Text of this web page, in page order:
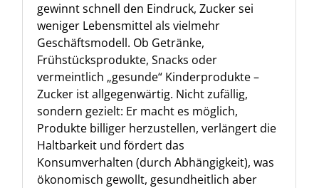
gewinnt schnell den Eindruck, Zucker sei
weniger Lebensmittel als vielmehr
Geschäftsmodell. Ob Getränke,
Frühstücksprodukte, Snacks oder
vermeintlich „gesunde“ Kinderprodukte –
Zucker ist allgegenwärtig. Nicht zufällig,
sondern gezielt: Er macht es möglich,
Produkte billiger herzustellen, verlängert die
Haltbarkeit und fördert das
Konsumverhalten (durch Abhängigkeit), was
ökonomisch gewollt, gesundheitlich aber